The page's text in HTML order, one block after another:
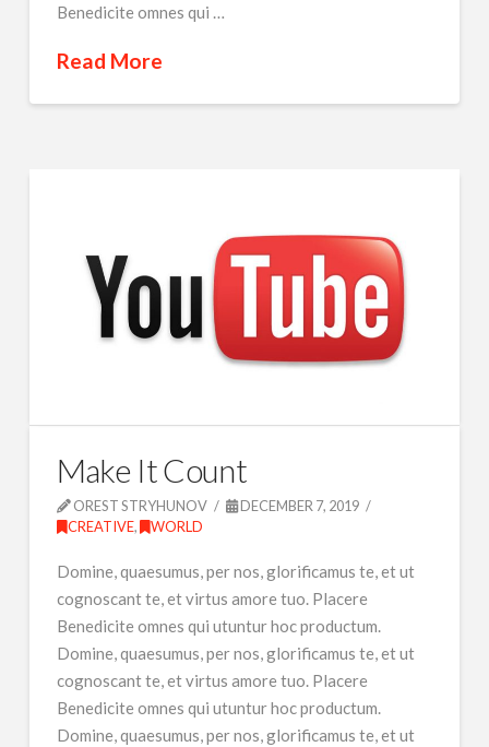
Benedicite omnes qui …
Read More
Make It Count
OREST STRYHUNOV
DECEMBER 7, 2019
CREATIVE, WORLD
Domine, quaesumus, per nos, glorificamus te, et ut
cognoscant te, et virtus amore tuo. Placere
Benedicite omnes qui utuntur hoc productum.
Domine, quaesumus, per nos, glorificamus te, et ut
cognoscant te, et virtus amore tuo. Placere
Benedicite omnes qui utuntur hoc productum.
Domine, quaesumus, per nos, glorificamus te, et ut